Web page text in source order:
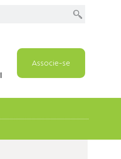
Associe-se